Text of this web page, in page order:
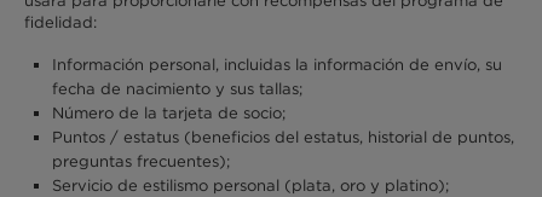
fidelidad:
Información personal, incluidas la información de envío, su
fecha de nacimiento y sus tallas;
Número de la tarjeta de socio;
Puntos / estatus (beneficios del estatus, historial de puntos,
preguntas frecuentes);
Servicio de estilismo personal (plata, oro y platino);